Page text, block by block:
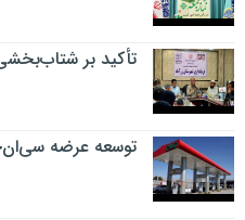
تأکید بر
توسعه عرضه